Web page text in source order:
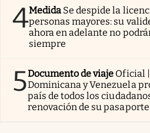
4Medida Se despide la
personas mayores: su
ahora en adelante no
siempre
5Documento de viaje Oficial
Dominicana y Venezuela
país de todos los
renovación de su pasaporte